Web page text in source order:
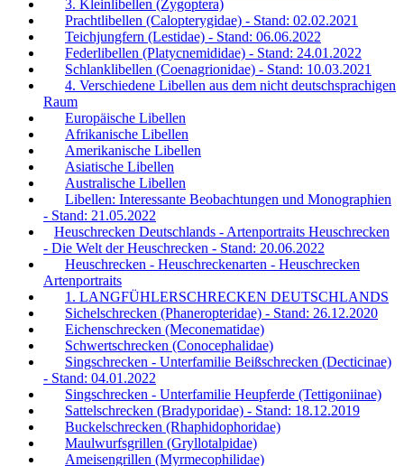
3. Kleinlibellen (Zygoptera)
Prachtlibellen (Calopterygidae) - Stand: 02.02.2021
Teichjungfern (Lestidae) - Stand: 06.06.2022
Federlibellen (Platycnemididae) - Stand: 24.01.2022
Schlanklibellen (Coenagrionidae) - Stand: 10.03.2021
4. Verschiedene Libellen aus dem nicht deutschsprachigen
Raum
Europäische Libellen
Afrikanische Libellen
Amerikanische Libellen
Asiatische Libellen
Australische Libellen
Libellen: Interessante Beobachtungen und Monographien
- Stand: 21.05.2022
Heuschrecken Deutschlands - Artenportraits Heuschrecken
- Die Welt der Heuschrecken - Stand: 20.06.2022
Heuschrecken - Heuschreckenarten - Heuschrecken
Artenportraits
1. LANGFÜHLERSCHRECKEN DEUTSCHLANDS
Sichelschrecken (Phaneropteridae) - Stand: 26.12.2020
Eichenschrecken (Meconematidae)
Schwertschrecken (Conocephalidae)
Singschrecken - Unterfamilie Beißschrecken (Decticinae)
- Stand: 04.01.2022
Singschrecken - Unterfamilie Heupferde (Tettigoniinae)
Sattelschrecken (Bradyporidae) - Stand: 18.12.2019
Buckelschrecken (Rhaphidophoridae)
Maulwurfsgrillen (Gryllotalpidae)
Ameisengrillen (Myrmecophilidae)